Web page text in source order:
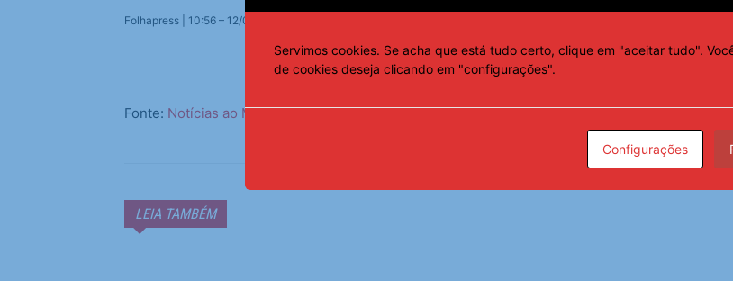
Folhapress | 10:56 – 12/07/2025
Fonte: Notícias ao Minuto
LEIA TAMBÉM
Servimos cookies. Se acha que está tudo certo, clique em "aceitar tudo".
de cookies deseja clicando em "configurações".
Configurações